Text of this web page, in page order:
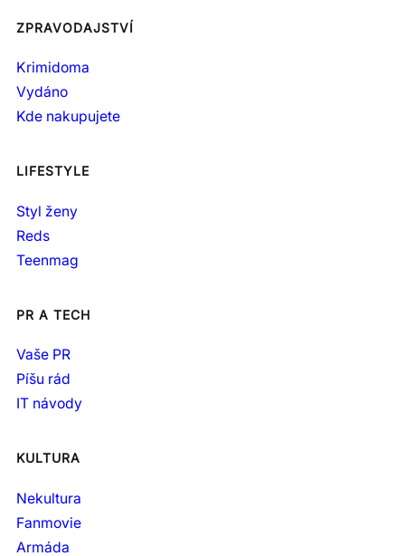
ZPRAVODAJSTVÍ
Krimidoma
Vydáno
Kde nakupujete
LIFESTYLE
Styl ženy
Reds
Teenmag
PR A TECH
Vaše PR
Píšu rád
IT návody
KULTURA
Nekultura
Fanmovie
Armáda